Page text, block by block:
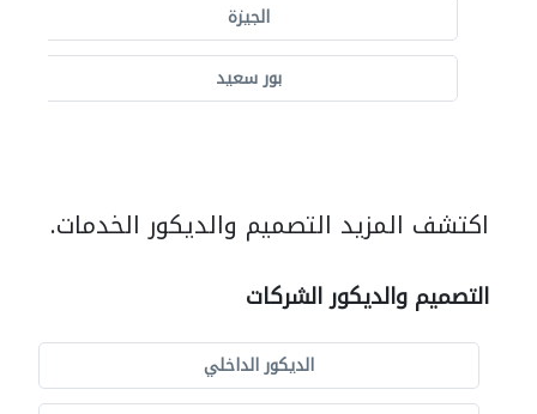
الجيزة
بور سعيد
اكتشف المزيد التصميم والديكور الخدمات.
التصميم والديكور الشركات
الديكور الداخلي